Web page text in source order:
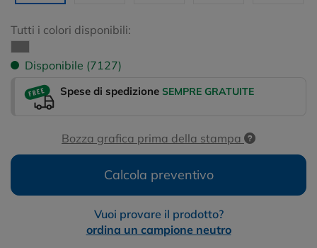
Tutti i colori disponibili:
Disponibile (7127)
Spese di spedizione SEMPRE GRATUITE
Bozza grafica prima della stampa
Calcola preventivo
Vuoi provare il prodotto?
ordina un campione neutro